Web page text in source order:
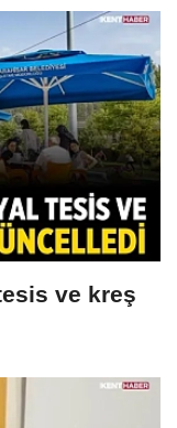
ve kreş